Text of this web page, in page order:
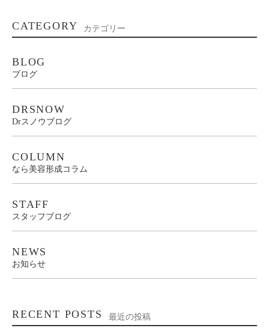
CATEGORY カテゴリー
BLOG
ブログ
DRSNOW
Drスノウブログ
COLUMN
なら美容形成コラム
STAFF
スタッフブログ
NEWS
お知らせ
RECENT POSTS 最近の投稿